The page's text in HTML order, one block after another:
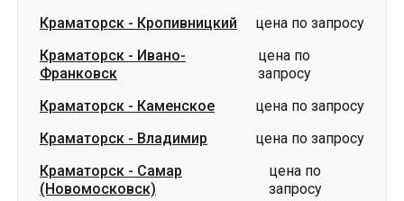
Краматорск - Кропивницкий
цена по запросу
Краматорск - Ивано-
Франковск
цена по
запросу
Краматорск - Каменское
цена по запросу
Краматорск - Владимир
цена по запросу
Краматорск - Самар
(Новомосковск)
цена по
запросу